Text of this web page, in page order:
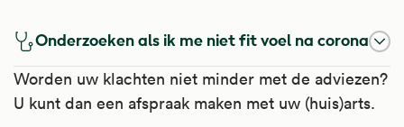
Onderzoeken als ik me niet fit voel na corona
Worden uw klachten niet minder met de adviezen?
U kunt dan een afspraak maken met uw (huis)arts.